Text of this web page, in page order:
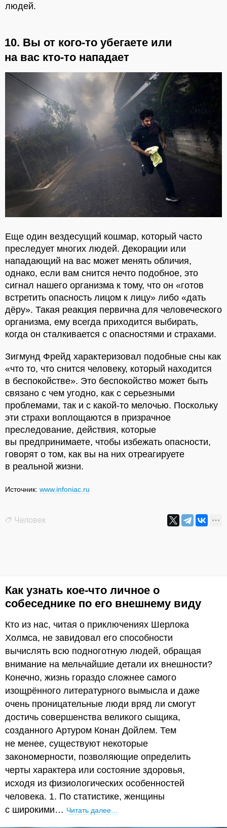
людей.
10. Вы от кого-то убегаете или
на вас кто-то нападает
Еще один вездесущий кошмар, который часто
преследует многих людей. Декорации или
нападающий на вас может менять обличия,
однако, если вам снится нечто подобное, это
сигнал нашего организма к тому, что он «готов
встретить опасность лицом к лицу» либо «дать
дёру». Такая реакция первична для человеческого
организма, ему всегда приходится выбирать,
когда он сталкивается с опасностями и страхами.
Зигмунд Фрейд характеризовал подобные сны как
«что то, что снится человеку, который находится
в беспокойстве». Это беспокойство может быть
связано с чем угодно, как с серьезными
проблемами, так и с какой-то мелочью. Поскольку
эти страхи воплощаются в призрачное
преследование, действия, которые
вы предпринимаете, чтобы избежать опасности,
говорят о том, как вы на них отреагируете
в реальной жизни.
Источник: www.infoniac.ru
Человек
Как узнать кое-что личное о
собеседнике по его внешнему виду
Кто из нас, читая о приключениях Шерлока
Холмса, не завидовал его способности
вычислять всю подноготную людей, обращая
внимание на мельчайшие детали их внешности?
Конечно, жизнь гораздо сложнее самого
изощрённого литературного вымысла и даже
очень проницательные люди вряд ли смогут
достичь совершенства великого сыщика,
созданного Артуром Конан Дойлем. Тем
не менее, существуют некоторые
закономерности, позволяющие определить
черты характера или состояние здоровья,
исходя из физиологических особенностей
человека. 1. По статистике, женщины
с широкими… Читать далее…